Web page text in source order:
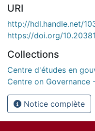
URI
http://hdl.handle.net/
https://doi.org/
Collections
Centre d'études en
Centre on Governance
Notice complète